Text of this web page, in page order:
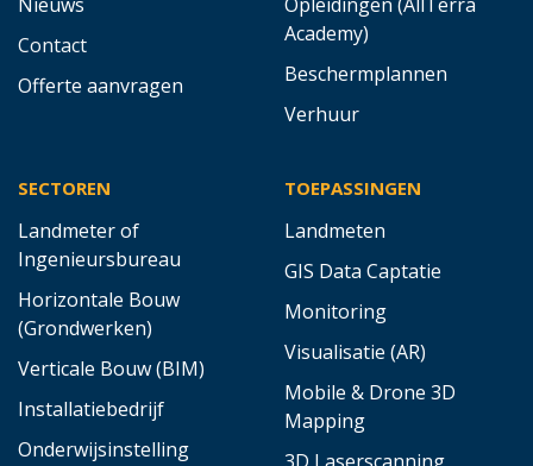
Contact
Offerte aanvragen
Academy)
Beschermplannen
Verhuur
SECTOREN
Landmeter of
Ingenieursbureau
Horizontale Bouw
(Grondwerken)
Verticale Bouw (BIM)
Installatiebedrijf
Onderwijsinstelling
TOEPASSINGEN
Landmeten
GIS Data Captatie
Monitoring
Visualisatie (AR)
Mobile & Drone 3D
Mapping
3D Laserscanning